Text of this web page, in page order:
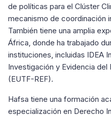
de políticas para el Clúster
mecanismo de coordinación
También tiene una amplia
África, donde ha trabajado
instituciones, incluidas IDEA
Investigación y Evidencia del
(EUTF-REF).
Hafsa tiene una formación
especialización en